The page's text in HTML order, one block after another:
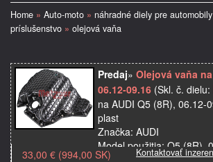
Home » Auto-moto » náhradné diely pre automobily
príslušenstvo » olejová vaňa
Predaj» Olejová vaňa
06.12-09.16 (Skl. č. dielu:
na AUDI Q5 (8R), 06.12-
plast
Značka: AUDI
Model použitia: Q5 (8R),
Objem motora: 2.0
Kontaktovať
33,00 € (994,00 SK)